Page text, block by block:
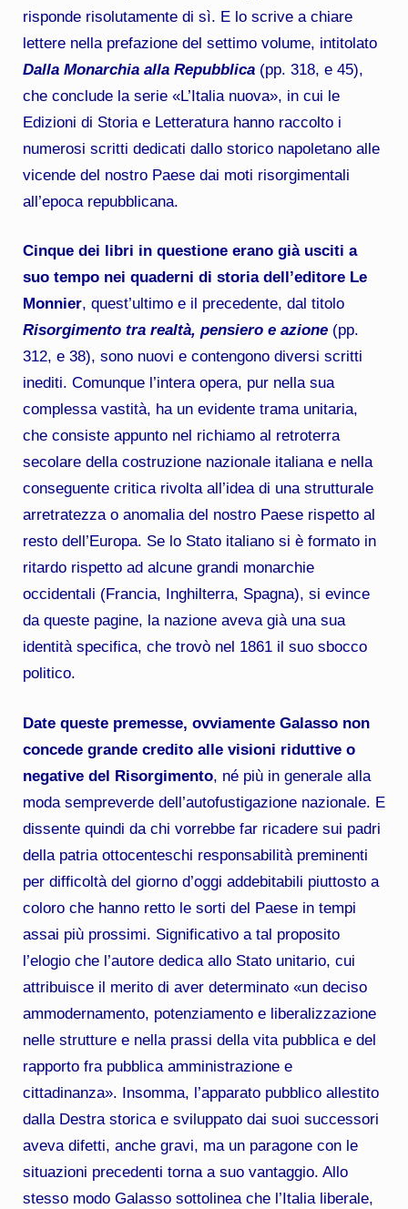
risponde risolutamente di sì. E lo scrive a chiare
lettere nella prefazione del settimo volume, intitolato
Dalla Monarchia alla Repubblica(pp. 318, e 45),
che conclude la serie «L’Italia nuova», in cui le
Edizioni di Storia e Letteratura hanno raccolto i
numerosi scritti dedicati dallo storico napoletano alle
vicende del nostro Paese dai moti risorgimentali
all’epoca repubblicana.
Cinque dei libri in questione erano già usciti a
suo tempo nei quaderni di storia dell’editore Le
Monnier, quest’ultimo e il precedente, dal titolo
Risorgimento tra realtà, pensiero e azione(pp.
312, e 38), sono nuovi e contengono diversi scritti
inediti. Comunque l’intera opera, pur nella sua
complessa vastità, ha un evidente trama unitaria,
che consiste appunto nel richiamo al retroterra
secolare della costruzione nazionale italiana e nella
conseguente critica rivolta all’idea di una strutturale
arretratezza o anomalia del nostro Paese rispetto al
resto dell’Europa. Se lo Stato italiano si è formato in
ritardo rispetto ad alcune grandi monarchie
occidentali (Francia, Inghilterra, Spagna), si evince
da queste pagine, la nazione aveva già una sua
identità specifica, che trovò nel 1861 il suo sbocco
politico.
Date queste premesse, ovviamente Galasso non
concede grande credito alle visioni riduttive o
negative del Risorgimento, né più in generale alla
moda sempreverde dell’autofustigazione nazionale. E
dissente quindi da chi vorrebbe far ricadere sui padri
della patria ottocenteschi responsabilità preminenti
per difficoltà del giorno d’oggi addebitabili piuttosto a
coloro che hanno retto le sorti del Paese in tempi
assai più prossimi. Significativo a tal proposito
l’elogio che l’autore dedica allo Stato unitario, cui
attribuisce il merito di aver determinato «un deciso
ammodernamento, potenziamento e liberalizzazione
nelle strutture e nella prassi della vita pubblica e del
rapporto fra pubblica amministrazione e
cittadinanza». Insomma, l’apparato pubblico allestito
dalla Destra storica e sviluppato dai suoi successori
aveva difetti, anche gravi, ma un paragone con le
situazioni precedenti torna a suo vantaggio. Allo
stesso modo Galasso sottolinea che l’Italia liberale,